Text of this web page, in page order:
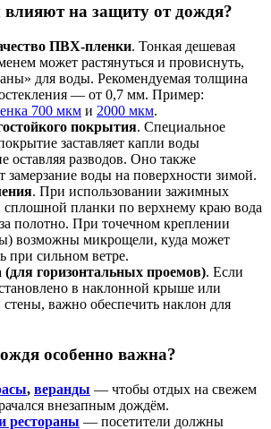
на защиту от дождя?
ПВХ-пленки. Тонкая дешевая
может растянуться и провиснуть,
для воды. Рекомендуемая толщина
— от 0,7 мм. Пример:
700 мкм и 2000 мкм.
покрытия. Специальное
заставляет капли воды
оставляя разводов. Оно также
замерзание воды на поверхности зимой.
. При использовании зажимных
планки по верхнему краю вода
полотно. При точечном креплении
возможны микрощели, куда может
при сильном ветре.
(для горизонтальных проемов). Если
в наклонной крыше или
стены, важно обеспечить наклон для
особенно важна?
, веранды — чтобы отдых на свежем
внезапным дождём.
рестораны — посетители должны